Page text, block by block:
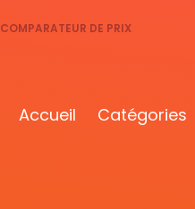
COMPARATEUR DE PRIX
Accueil Catégories